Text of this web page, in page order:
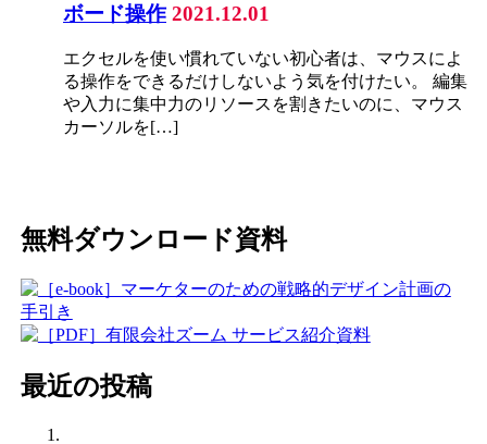
ボード操作 2021.12.01
エクセルを使い慣れていない初心者は、マウスによ
る操作をできるだけしないよう気を付けたい。 編集
や入力に集中力のリソースを割きたいのに、マウス
カーソルを[…]
無料ダウンロード資料
最近の投稿